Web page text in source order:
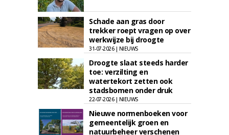
Schade aan gras door
trekker roept vragen op over
werkwijze bij droogte
31-07-2026 | NIEUWS
Droogte slaat steeds harder
toe: verzilting en
watertekort zetten ook
stadsbomen onder druk
22-07-2026 | NIEUWS
Nieuwe normenboeken voor
gemeentelijk groen en
natuurbeheer verschenen